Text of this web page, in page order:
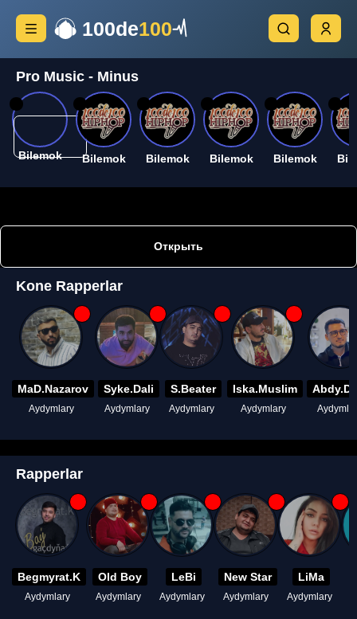
100de100
Pro Music - Minus
Bilemok Bilemok Bilemok Bilemok Bilemok
Открыть
Kone Rapperlar
MaD.Nazarov
Aydymlary
Syke.Dali
Aydymlary
S.Beater
Aydymlary
Iska.Muslim
Aydymlary
Rapperlar
Begmyrat.K
Aydymlary
Old Boy
Aydymlary
LeBi
Aydymlary
New Star
Aydymlary
LiMa
Aydymlary